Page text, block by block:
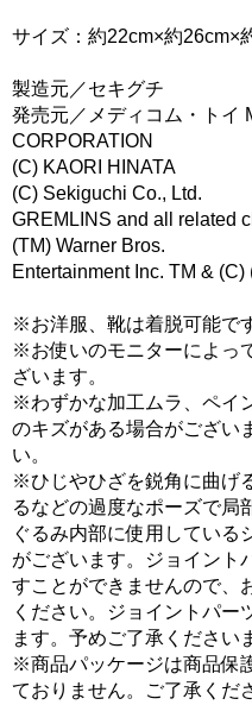
サイズ：約22cm×約26cm×
製造元／セキグチ
発売元／メディコム・トイ
CORPORATION
(C) KAORI HINATA
(C) Sekiguchi Co., Ltd.
GREMLINS and all related
(TM) Warner Bros.
Entertainment Inc. TM & (C)
※お洋服、靴は着脱可能で
※お使いのモニターによっ
ざいます。
※わずかな加工ムラ、ペイ
のキズがある場合がござい
い。
※ひじやひざを鋭角に曲げ
るなどの過度なポーズで局
ぐるみ内部に使用している
がございます。ジョイント
すことができませんので、
ください。ジョイントパー
ます。予めご了承くださ
※商品パッケージは商品保
ておりません。ご了承くだ